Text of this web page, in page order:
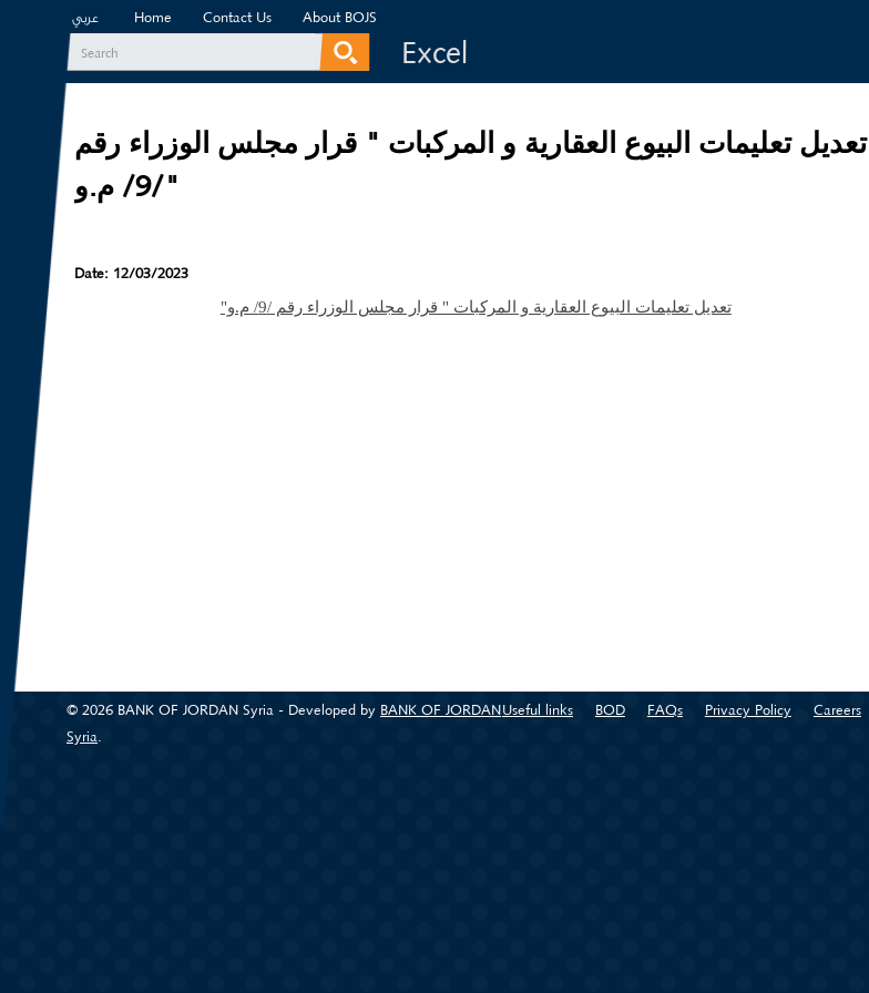
عربي Home Contact Us About BOJS
Search form
Search Excel
تعديل تعليمات البيوع العقارية و المركبات " قرار مجلس الوزراء رقم
/9/ م.و"
Date: 12/03/2023
تعديل تعليمات البيوع العقارية و المركبات " قرار مجلس الوزراء رقم /9/ م.و"
Useful links BOD FAQs Privacy Policy Careers
© 2026 BANK OF JORDAN Syria - Developed by BANK OF JORDAN
Syria(link is external)
.